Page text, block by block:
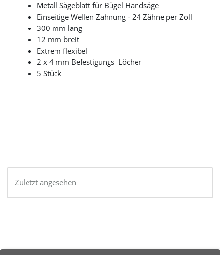
Metall Sägeblatt für Bügel Handsäge
Einseitige Wellen Zahnung - 24 Zähne per Zoll
300 mm lang
12 mm breit
Extrem flexibel
2 x 4 mm Befestigungs Löcher
5 Stück
Zuletzt angesehen